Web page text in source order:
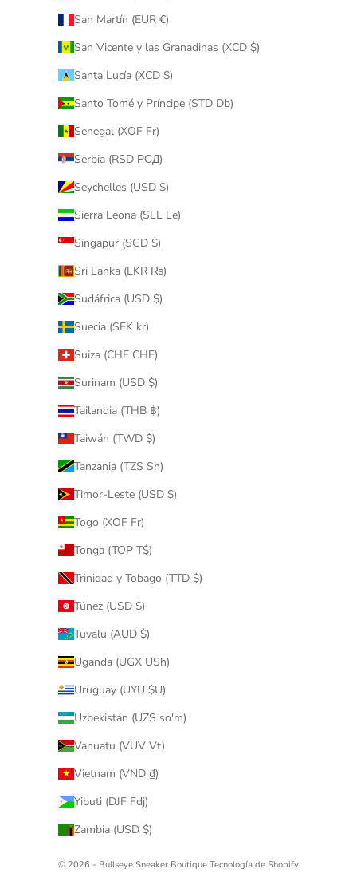
San Martín (EUR €)
San Vicente y las Granadinas (XCD $)
Santa Lucía (XCD $)
Santo Tomé y Príncipe (STD Db)
Senegal (XOF Fr)
Serbia (RSD РСД)
Seychelles (USD $)
Sierra Leona (SLL Le)
Singapur (SGD $)
Sri Lanka (LKR ₨)
Sudáfrica (USD $)
Suecia (SEK kr)
Suiza (CHF CHF)
Surinam (USD $)
Tailandia (THB ฿)
Taiwán (TWD $)
Tanzania (TZS Sh)
Timor-Leste (USD $)
Togo (XOF Fr)
Tonga (TOP T$)
Trinidad y Tobago (TTD $)
Túnez (USD $)
Tuvalu (AUD $)
Uganda (UGX USh)
Uruguay (UYU $U)
Uzbekistán (UZS so'm)
Vanuatu (VUV Vt)
Vietnam (VND ₫)
Yibuti (DJF Fdj)
Zambia (USD $)
© 2026 - Bullseye Sneaker Boutique Tecnología de Shopify